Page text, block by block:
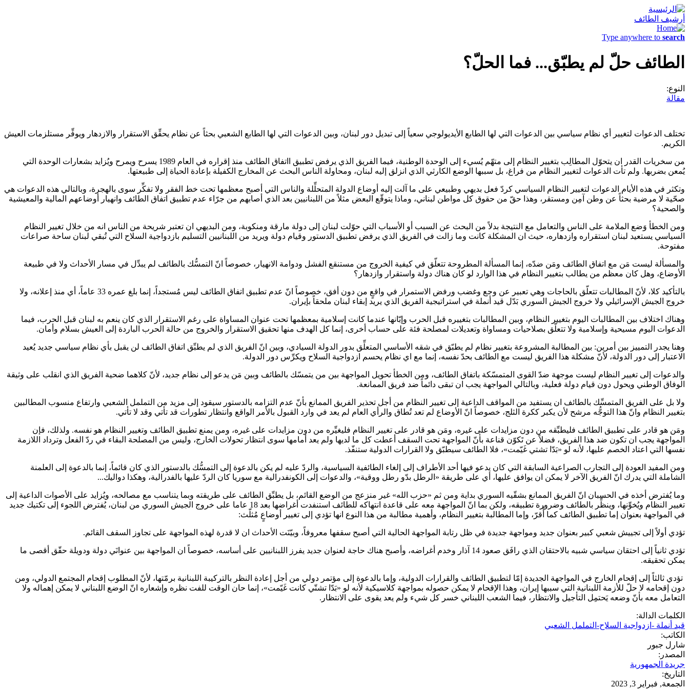
أرشيف الطائف
Type anywhere to search
الطائف حلّ لم يطبّق... فما الحلّ؟
النوع:
مقالة
تختلف الدعوات لتغيير أي نظام سياسي بين الدعوات التي لها الطابع الأيديولوجي سعياً إلى تبديل دور لبنان، وبين الدعوات التي لها الطابع الشعبي بحثاً عن نظام يحقِّق الاستقرار والازدهار ويوفِّر مستلزمات العيش
الكريم.
من سخريات القدر ان يتحوّل المطالِب بتغيير النظام إلى متهّم يُسيء إلى الوحدة الوطنية، فيما الفريق الذي يرفض تطبيق ااتفاق الطائف منذ إقراره في العام 1989 يسرح ويمرح ويُزايد بشعارات الوحدة التي
يُمعن بضربها. ولم تأت الدعوات لتغيير النظام من فراغ، بل سببها الوضع الكارثي الذي انزلق إليه لبنان، ومحاولة الناس البحث عن المخارج الكفيلة بإعادة الحياة إلى طبيعتها.
وتكثر في هذه الأيام الدعوات لتغيير النظام السياسي كردّ فعل بديهي وطبيعي على ما آلت إليه أوضاع الدولة المتحلِّلة والناس التي أصبح معظمها تحت خط الفقر ولا تفكِّر سوى بالهجرة، وبالتالي هذه الدعوات هي
صحّية لا مرضية بحثاً عن وطن آمِن ومستقر، وهذا حقّ من حقوق كل مواطن لبناني، وماذا يتوقّع البعض مثلاً من اللبنانيين بعد الذي أصابهم من جرّاء عدم تطبيق اتفاق الطائف وانهيار أوضاعهم المالية والمعيشية
والصحية؟
ومن الخطأ وَضع الملامة على الناس والتعامل مع النتيجة بدلاً من البحث عن السبب أو الأسباب التي حوّلت لبنان إلى دولة مارقة ومنكوبة، ومن البديهي ان تعتبر شريحة من الناس انه من خلال تغيير النظام
السياسي يستعيد لبنان استقراره وازدهاره، حيث ان المشكلة كانت وما زالت في الفريق الذي يرفض تطبيق الدستور وقيام دولة ويريد من اللبنانيين التسليم بازدواجية السلاح التي تُبقي لبنان ساحة صراعات
مفتوحة.
والمسألة ليست مَن مع اتفاق الطائف ومَن ضدّه، إنما المسألة المطروحة تتعلّق في كيفية الخروج من مستنقع الفشل ودوامة الانهيار، خصوصاً انّ التمسُّك بالطائف لم يبدِّل في مسار الأحداث ولا في طبيعة
الأوضاع، وهل كان معظم من يطالب بتغيير النظام في هذا الوارد لو كان هناك دولة واستقرار وازدهار؟
بالتأكيد كلا، لأنّ المطالبات تتعلّق بالحاجات وهي تعبير عن وجع وغضب ورفض الاستمرار في واقعٍ من دون أفق، خصوصاً انّ عدم تطبيق اتفاق الطائف ليس مُستجداً، إنما بلغ عمره 33 عاماً، أي منذ إعلانه، ولا
خروج الجيش الإسرائيلي ولا خروج الجيش السوري بَدّل قيد أنملة في استراتيجية الفريق الذي يريد إبقاء لبنان ملحقاً بإيران.
وهناك اختلاف بين المطالبات اليوم بتغيير النظام، وبين المطالبات بتغييره قبل الحرب وإبّانها عندما كانت إسلامية بمعظمها تحت عنوان المساواة على رغم الاستقرار الذي كان ينعم به لبنان قبل الحرب، فيما
الدعوات اليوم مسيحية وإسلامية ولا تتعلّق بصلاحيات ومساواة وتعديلات لمصلحة فئة على حساب أخرى، إنما كل الهدف منها تحقيق الاستقرار والخروج من حالة الحرب الباردة إلى العيش بسلام وأمان.
وهنا يجدر التمييز بين أمرين: بين المطالبة المشروعة بتغيير نظام لم يطبّق في شقه الأساسي المتعلِّق بدور الدولة السيادي، وبين انّ الفريق الذي لم يطبِّق اتفاق الطائف لن يقبل بأي نظام سياسي جديد يُعيد
الاعتبار إلى دور الدولة، لأنّ مشكلة هذا الفريق ليست مع الطائف بحدّ نفسه، إنما مع اي نظام يحسم ازدواجية السلاح ويكرِّس دور الدولة.
والدعوات إلى تغيير النظام ليست موجهة ضدّ القوى المتمسّكة باتفاق الطائف، ومن الخطأ تحويل المواجهة بين من يتمسّك بالطائف وبين مَن يدعو إلى نظام جديد، لأنّ كلاهما ضحية الفريق الذي انقلب على وثيقة
الوفاق الوطني ويحول دون قيام دولة فعلية، وبالتالي المواجهة يجب ان تبقى دائماً ضد فريق الممانعة.
ولا بل على الفريق المتمسِّك بالطائف ان يستفيد من المواقف الداعية إلى تغيير النظام من أجل تحذير الفريق الممانع بأنّ عدم التزامه بالدستور سيقود إلى مزيد من التململ الشعبي وارتفاع منسوب المطالبين
بتغيير النظام وانّ هذا التوجُّه مرشح لأن يكبر ككرة الثلج، خصوصاً انّ الأوضاع لم تعد تُطاق والرأي العام لم يعد في وارد القبول بالأمر الواقع وانتظار تطورات قد تأتي وقد لا تأتي.
ومَن هو قادر على تطبيق الطائف فليطبِّقه من دون مزايدات على غيره، ومَن هو قادر على تغيير النظام فليغيِّره من دون مزايدات على غيره، ومن يمنع تطبيق الطائف وتغيير النظام هو نفسه. ولذلك، فإن
المواجهة يجب ان تكون ضد هذا الفريق، فضلاً عن تَكوّن قناعة بأنّ المواجهة تحت السقف أعطت كل ما لديها ولم يعد أمامها سوى انتظار تحولات الخارج، وليس من المصلحة البقاء في ردّ الفعل وترداد اللازمة
نفسها التي اعتاد الخصم عليها، لأنه لو «بَدّا تشتي غَيّمت»، فلا الطائف سيطبّق ولا القرارات الدولية ستنفّذ.
ومن المفيد العودة إلى التجارب الصراعية السابقة التي كان يدعو فيها أحد الأطراف إلى إلغاء الطائفية السياسية، والردّ عليه لم يكن بالدعوة إلى التمسُّك بالدستور الذي كان قائماً، إنما بالدعوة إلى العلمنة
الشاملة التي يدرك انّ الفريق الآخر لا يمكن ان يوافق عليها، أي على طريقة «الرطل بدّو رطل ووقية»، والدعوات إلى الكونفدرالية مع سوريا كان الردّ عليها بالفدرالية، وهكذا دواليك...
وما يُفترض أخذه في الحسبان انّ الفريق الممانع بشقّيه السوري بداية ومن ثم «حزب الله» غير منزعج من الوضع القائم، بل يطبِّق الطائف على طريقته وبما يتناسب مع مصالحه، ويُزايد على الأصوات الداعية إلى
تغيير النظام ويُخوِّنها، وينظِّر بالطائف وضرورة تطبيقه، ولكن بما انّ المواجهة معه على قاعدة انتهاكه للطائف استنفدت أغراضها بعد 18 عاما على خروج الجيش السوري من لبنان، يُفترض اللجوء إلى تكتيك جديد
في المواجهة بعنوان إما تطبيق الطائف كما أُقرّ، وإما المطالبة بتغيير النظام، وأهمية مطالبة من هذا النوع انها تؤدي إلى تغيير أوضاعٍ مُثلّث:
تؤدي أولاً إلى تجييش شعبي كبير بعنوان جديد ومواجهة جديدة في ظل رتابة المواجهة الحالية التي أصبح سقفها معروفاً، وبيّنَت الأحداث ان لا قدرة لهذه المواجهة على تجاوز السقف القائم.
تؤدي ثانياً إلى احتقان سياسي شبيه بالاحتقان الذي رافَق صعود 14 آذار وخدم أغراضه، وأصبح هناك حاجة لعنوان جديد يفرز اللبنانيين على أساسه، خصوصاً ان المواجهة بين عنوانَي دولة ودويلة حقّق أقصى ما
يمكن تحقيقه.
تؤدي ثالثاً إلى إقحام الخارج في المواجهة الجديدة إمّا لتطبيق الطائف والقرارات الدولية، وإما بالدعوة إلى مؤتمر دولي من أجل إعادة النظر بالتركيبة اللبنانية برمّتها، لأنّ المطلوب إقحام المجتمع الدولي، ومن
دون إقحامه لا حلّ للأزمة اللبنانية التي سببها إيران، وهذا الإقحام لا يمكن حصوله بمواجهة كلاسيكية لأنه لو «بَدّا تشتّي كانت غَيّمت»، إنما حان الوقت للفت نظره وإشعاره انّ الوضع اللبناني لا يمكن إهماله ولا
التعامل معه بأنّ وضعه يَحتمِل التأجيل والانتظار، فيما الشعب اللبناني خسر كل شيء ولم يعد يقوى على الانتظار.
الكلمات الدالة:
قيد أنملة -ازدواجية السلاح-التململ الشعبي
الكاتب:
شارل جبور
المصدر:
جريدة الجمهورية
التاريخ:
الجمعة, فبراير 3, 2023